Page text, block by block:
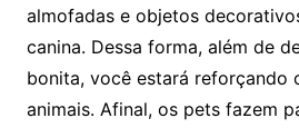
almofadas e objetos
canina. Dessa forma, além de
bonita, você estará reforçando
animais. Afinal, os pets fazem